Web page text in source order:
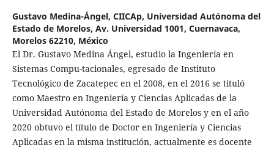
Gustavo Medina-Ángel, CIICAp, Universidad Autónoma del
Estado de Morelos, Av. Universidad 1001, Cuernavaca,
Morelos 62210, México
El Dr. Gustavo Medina Ángel, estudio la Ingeniería en
Sistemas Compu-tacionales, egresado de Instituto
Tecnológico de Zacatepec en el 2008, en el 2016 se tituló
como Maestro en Ingeniería y Ciencias Aplicadas de la
Universidad Autónoma del Estado de Morelos y en el año
2020 obtuvo el título de Doctor en Ingeniería y Ciencias
Aplicadas en la misma institución, actualmente es docente